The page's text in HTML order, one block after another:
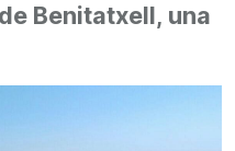
Benitatxell, una